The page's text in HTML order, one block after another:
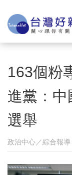
163個粉
進黨：中
選舉
政治中心／綜合報導